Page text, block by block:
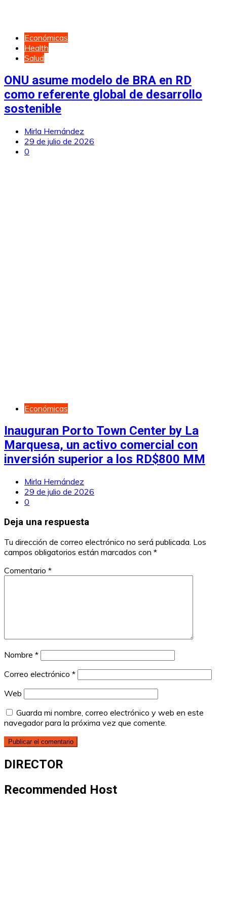
Económicas
Health
Salud
ONU asume modelo de BRA en RD
como referente global de desarrollo
sostenible
Mirla Hernández
29 de julio de 2026
0
Económicas
Inauguran Porto Town Center by La
Marquesa, un activo comercial con
inversión superior a los RD$800 MM
Mirla Hernández
29 de julio de 2026
0
Deja una respuesta
Tu dirección de correo electrónico no será publicada. Los
campos obligatorios están marcados con *
Comentario *
Nombre *
Correo electrónico *
Web
Guarda mi nombre, correo electrónico y web en este
navegador para la próxima vez que comente.
DIRECTOR
Recommended Host